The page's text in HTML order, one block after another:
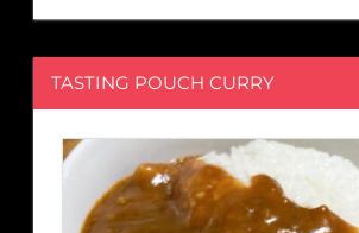
TASTING POUCH CURRY